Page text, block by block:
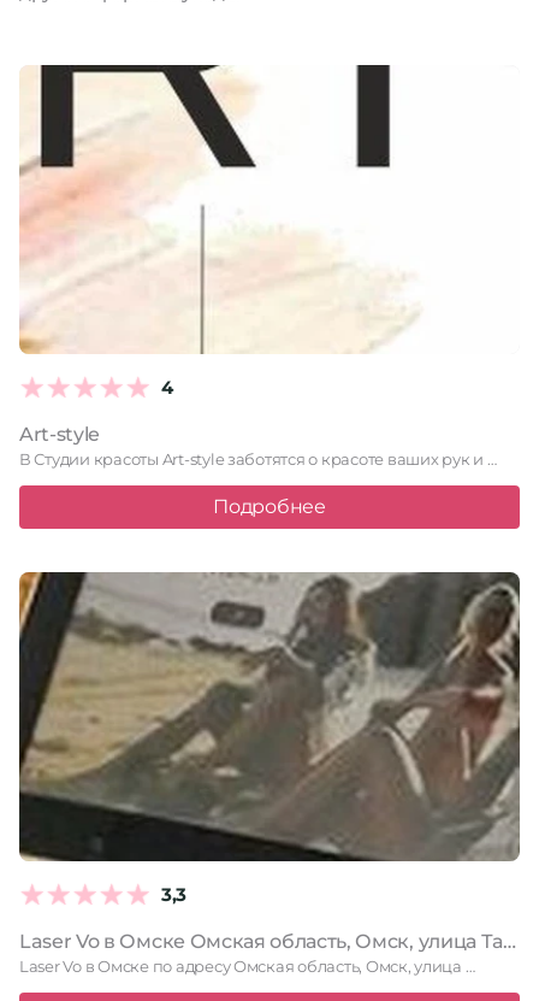
4
Art-style
В Студии красоты Art-style заботятся о красоте ваших рук и …
Подробнее
3,3
Laser Vo в Омске Омская область, Омск, улица Тарская, 34, 15 офис; 3 этаж
Laser Vo в Омске по адресу Омская область, Омск, улица …